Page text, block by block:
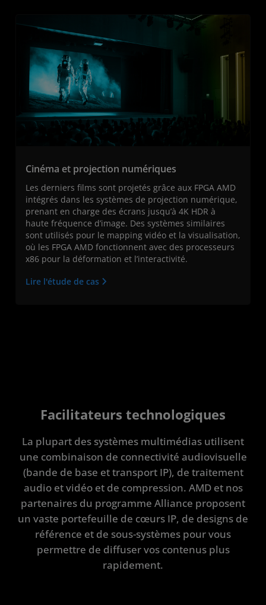
Cinéma et projection numériques
Les derniers films sont projetés grâce aux FPGA AMD
intégrés dans les systèmes de projection numérique,
prenant en charge des écrans jusqu’à 4K HDR à
haute fréquence d’image. Des systèmes similaires
sont utilisés pour le mapping vidéo et la visualisation,
où les FPGA AMD fonctionnent avec des processeurs
x86 pour la déformation et l’interactivité.
Lire l'étude de cas
Facilitateurs technologiques
La plupart des systèmes multimédias utilisent
une combinaison de connectivité audiovisuelle
(bande de base et transport IP), de traitement
audio et vidéo et de compression. AMD et nos
partenaires du programme Alliance proposent
un vaste portefeuille de cœurs IP, de designs de
référence et de sous-systèmes pour vous
permettre de diffuser vos contenus plus
rapidement.